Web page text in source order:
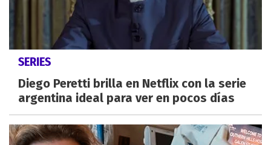
SERIES
Diego Peretti brilla en Netflix con la serie
argentina ideal para ver en pocos días